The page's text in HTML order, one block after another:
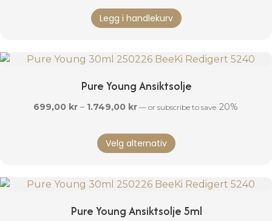
Legg i handlekurv
Pure Young Ansiktsolje
699,00 kr – 1.749,00 krPrisområde:
til
1.749,00 kr
— or subscribe to save 20%
Velg alternativ
produktet
varianter.
kan
Pure Young Ansiktsolje 5ml